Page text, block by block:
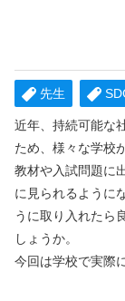
先生
近年、持続可能な
ため、様々な学校
教材や入試問題に
に見られるように
うに取り入れたら
しょうか。
今回は学校で実際